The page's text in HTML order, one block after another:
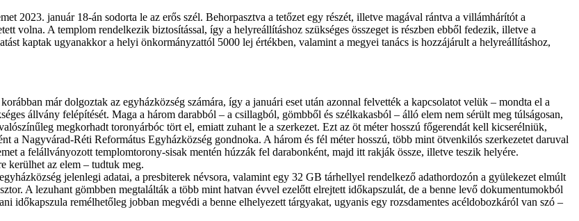
2023. január 18-án sodorta le az erős szél. Behorpasztva a tetőzet egy részét, illetve magával rántva a villámhárítót a
volna. A templom rendelkezik biztosítással, így a helyreállításhoz szükséges összeget is részben ebből fedezik, illetve a
kaptak ugyanakkor a helyi önkormányzattól 5000 lej értékben, valamint a megyei tanács is hozzájárult a helyreállításhoz,
már dolgoztak az egyházközség számára, így a januári eset után azonnal felvették a kapcsolatot velük – mondta el a
állvány felépítését. Maga a három darabból – a csillagból, gömbből és szélkakasból – álló elem nem sérült meg túlságosan,
megkorhadt toronyárbóc tört el, emiatt zuhant le a szerkezet. Ezt az öt méter hosszú főgerendát kell kicserélniük,
a Nagyvárad-Réti Református Egyházközség gondnoka. A három és fél méter hosszú, több mint ötvenkilós szerkezetet daruval
a felállványozott templomtorony-sisak mentén húzzák fel darabonként, majd itt rakják össze, illetve teszik helyére.
kerülhet az elem – tudtuk meg.
jelenlegi adatai, a presbiterek névsora, valamint egy 32 GB tárhellyel rendelkező adathordozón a gyülekezet elmúlt
A lezuhant gömbben megtalálták a több mint hatvan évvel ezelőtt elrejtett időkapszulát, de a benne levő dokumentumokból
időkapszula remélhetőleg jobban megvédi a benne elhelyezett tárgyakat, ugyanis egy rozsdamentes acéldobozkáról van szó –